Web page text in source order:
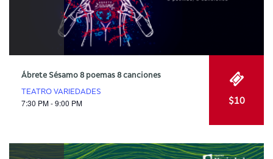
Ábrete Sésamo 8 poemas 8 canciones
TEATRO VARIEDADES
7:30 PM - 9:00 PM $10